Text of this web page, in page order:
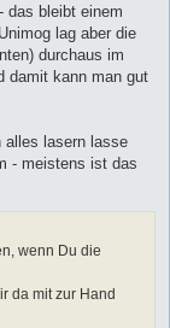
das bleibt einem
lag aber die
durchaus im
damit kann man gut
alles lasern lasse
- meistens ist das
wenn Du die
da mit zur Hand